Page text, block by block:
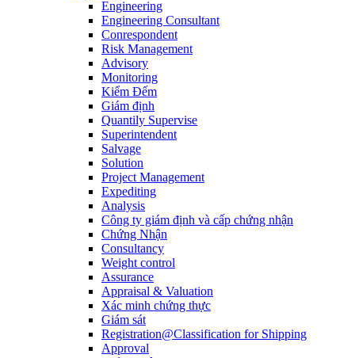
Engineering
Engineering Consultant
Conrespondent
Risk Management
Advisory
Monitoring
Kiểm Đếm
Giám định
Quantily Supervise
Superintendent
Salvage
Solution
Project Management
Expediting
Analysis
Công ty giám định và cấp chứng nhận
Chứng Nhận
Consultancy
Weight control
Assurance
Appraisal & Valuation
Xác minh chứng thực
Giám sát
Registration@Classification for Shipping
Approval